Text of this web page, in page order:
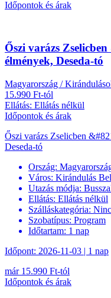
Időpontok és árak
Őszi varázs
élmények, Deseda-tó
Magyarország /
15.990 Ft-tól
Ellátás: Ellátás nélkül
Időpontok és árak
Őszi varázs Zselicben
Deseda-tó
Ország:
Város: Kirándulás
Utazás módja:
Ellátás: Ellátás nélkül
Szálláskategória:
Szobatípus: Program
Időtartam: 1 nap
Időpont: 2026-11-03 | 1 nap
már 15.990 Ft-tól
Időpontok és árak